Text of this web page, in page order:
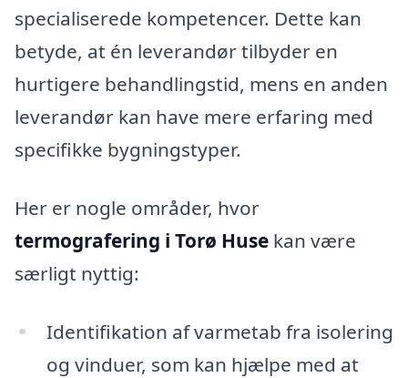
specialiserede kompetencer. Dette kan
betyde, at én leverandør tilbyder en
hurtigere behandlingstid, mens en anden
leverandør kan have mere erfaring med
specifikke bygningstyper.
Her er nogle områder, hvor
termografering i Torø Huse kan være
særligt nyttig:
Identifikation af varmetab fra isolering
og vinduer, som kan hjælpe med at